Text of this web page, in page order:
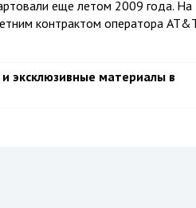
еще летом 2009 года. На
контрактом оператора
эксклюзивные материалы в